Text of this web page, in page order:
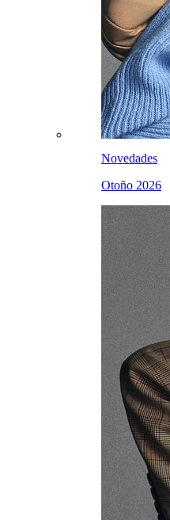
Novedades
Otoño 2026